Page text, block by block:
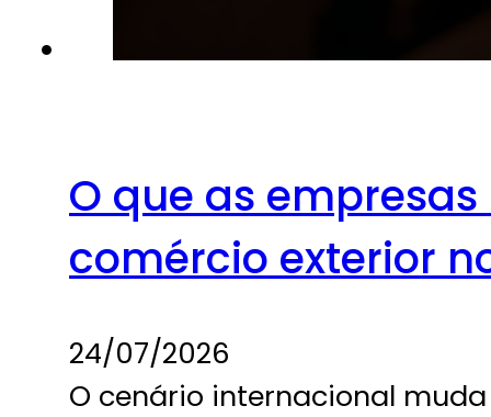
O que as
comércio exterior
24/07/2026
O cenário internacional